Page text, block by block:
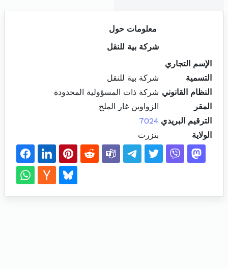
معلومات حول
شركة بية للنقل
الإسم التجاري
التسمية
شركة بية للنقل
النظام القانوني شركة ذات المسؤولية المحدودة
المقر
الزواوين غار الملح
الترقيم البريدي 7024
الولاية
بنزرت